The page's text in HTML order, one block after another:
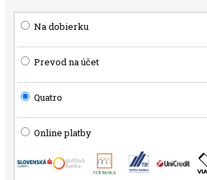
Na dobierku
Prevod na účet
Quatro
Online platby